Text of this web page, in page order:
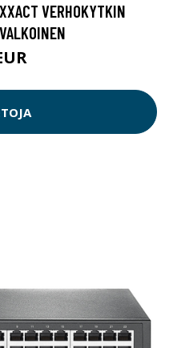
VERHOKYTKIN